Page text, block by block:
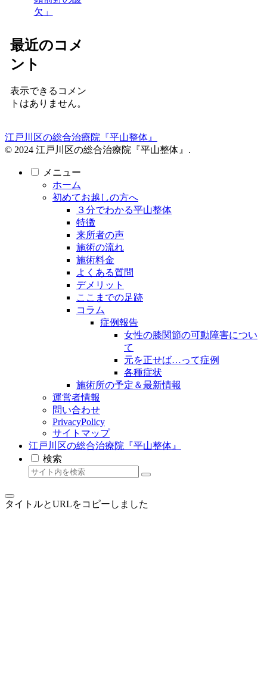
欠」
最近のコメ
ント
表示できるコメン
トはありません。
江戸川区の総合治療院『平山整体』
© 2024 江戸川区の総合治療院『平山整体』.
メニュー
ホーム
初めてお越しの方へ
３分でわかる平山整体
特徴
来所者の声
施術の流れ
施術料金
よくある質問
デメリット
ここまでの足跡
コラム
症例報告
女性の膝関節の可動障害につい
て
元を正せば…って症例
各種症状
施術所の予定＆最新情報
運営者情報
問い合わせ
PrivacyPolicy
サイトマップ
江戸川区の総合治療院『平山整体』
検索
タイトルとURLをコピーしました